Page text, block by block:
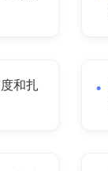
和扎